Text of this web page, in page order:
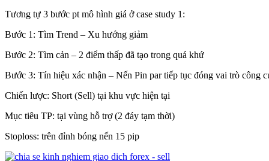
Tương tự 3 bước pt mô hình giá ở case study 1:
Bước 1: Tìm Trend – Xu hướng giảm
Bước 2: Tìm cản – 2 điểm thấp đã tạo trong quá khứ
Bước 3: Tín hiệu xác nhận – Nến Pin par tiếp tục đóng vai trò công
Chiến lược: Short (Sell) tại khu vực hiện tại
Mục tiêu TP: tại vùng hỗ trợ (2 đáy tạm thời)
Stoploss: trên đỉnh bóng nến 15 pip